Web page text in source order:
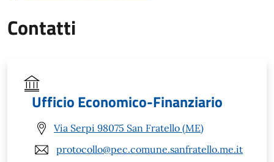
Contatti
Ufficio Economico-Finanziario
Via Serpi 98075 San Fratello (ME)
protocollo@pec.comune.sanfratello.me.it